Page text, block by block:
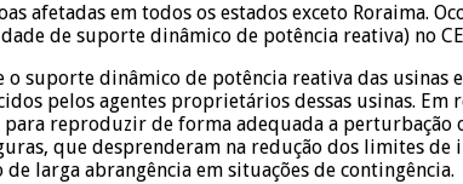
afetadas em todos os estados exceto Roraima.
de suporte dinâmico de potência reativa) no
suporte dinâmico de potência reativa das usinas
pelos agentes proprietários dessas usinas. Em
reproduzir de forma adequada a perturbação
que desprenderam na redução dos limites
larga abrangência em situações de contingência.